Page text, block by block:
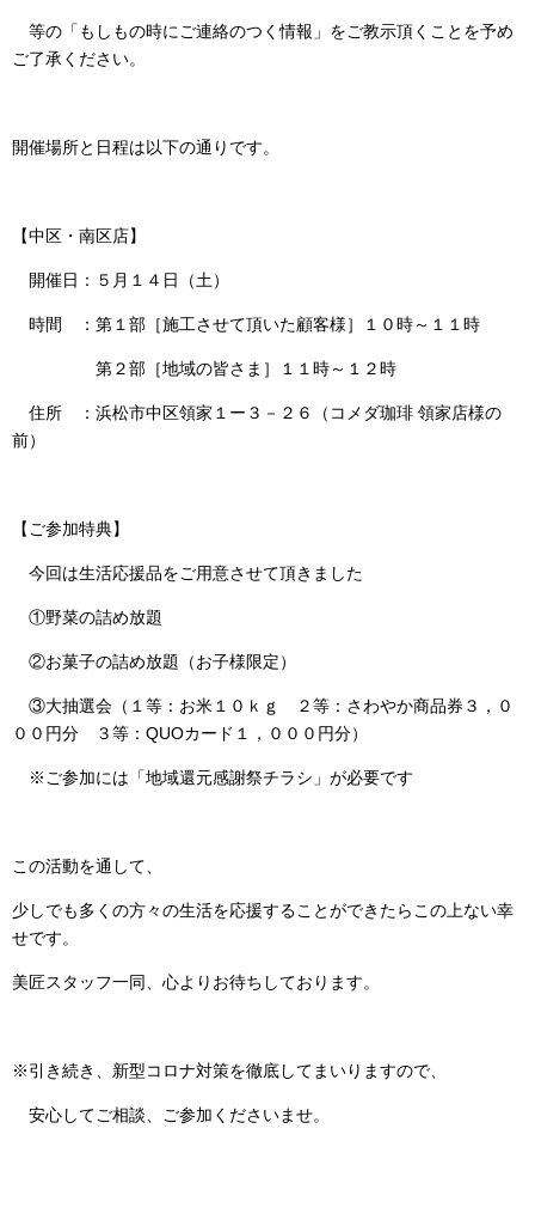
等の「もしもの時にご連絡のつく情報」をご教示頂くことを予め
ご了承ください。
開催場所と日程は以下の通りです。
【中区・南区店】
開催日：５月１４日（土）
時間 ：第１部［施工させて頂いた顧客様］１０時～１１時
第２部［地域の皆さま］１１時～１２時
住所 ：浜松市中区領家１ー３－２６（コメダ珈琲 領家店様の
前）
【ご参加特典】
今回は生活応援品をご用意させて頂きました
①野菜の詰め放題
②お菓子の詰め放題（お子様限定）
③大抽選会（１等：お米１０ｋｇ ２等：さわやか商品券３，０
００円分 ３等：QUOカード１，０００円分）
※ご参加には「地域還元感謝祭チラシ」が必要です
この活動を通して、
少しでも多くの方々の生活を応援することができたらこの上ない幸
せです。
美匠スタッフ一同、心よりお待ちしております。
※引き続き、新型コロナ対策を徹底してまいりますので、
安心してご相談、ご参加くださいませ。